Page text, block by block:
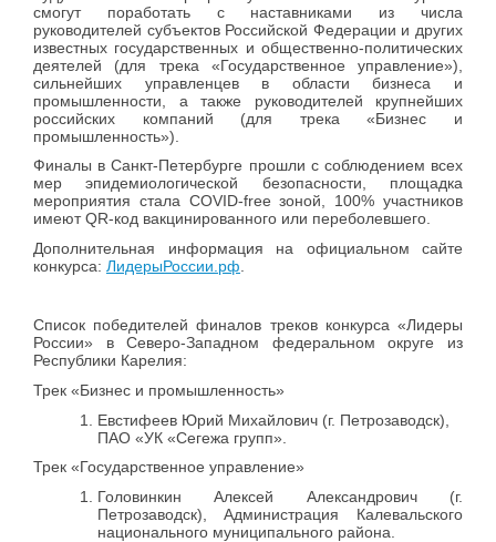
смогут поработать с наставниками из числа
руководителей субъектов Российской Федерации и других
известных государственных и общественно-политических
деятелей (для трека «Государственное управление»),
сильнейших управленцев в области бизнеса и
промышленности, а также руководителей крупнейших
российских компаний (для трека «Бизнес и
промышленность»).
Финалы в Санкт-Петербурге прошли с соблюдением всех
мер эпидемиологической безопасности, площадка
мероприятия стала COVID-free зоной, 100% участников
имеют QR-код вакцинированного или переболевшего.
Дополнительная информация на официальном сайте
конкурса: ЛидерыРоссии.рф
Список победителей финалов треков конкурса «Лидеры
России» в Северо-Западном федеральном округе из
Республики Карелия:
Трек «Бизнес и промышленность»
Евстифеев Юрий Михайлович (г. Петрозаводск),
ПАО «УК «Сегежа групп».
Трек «Государственное управление»
Головинкин Алексей Александрович (г.
Петрозаводск), Администрация Калевальского
национального муниципального района.